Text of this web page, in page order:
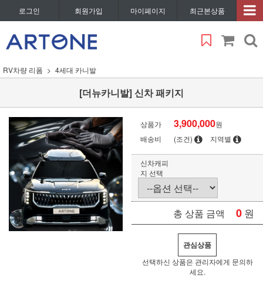
로그인 회원가입 마이페이지 최근본상품
RV차량 리폼 4세대 카니발
[더뉴카니발] 신차 패키지
상품가 3,900,000원
배송비
(조건) 지역별
신차캐피
지 선택
총 상품 금액 0 원
관심상품
선택하신 상품은 관리자에게 문의하
세요.